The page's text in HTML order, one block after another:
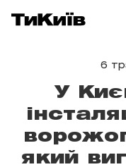
6
У
який